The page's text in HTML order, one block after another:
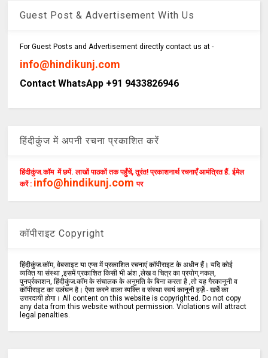
Guest Post & Advertisement With Us
For Guest Posts and Advertisement directly contact us at -
info@hindikunj.com
Contact WhatsApp +91 9433826946
हिंदीकुंज में अपनी रचना प्रकाशित करें
हिंदीकुंज.कॉम में छपें. लाखों पाठकों तक पहुँचें, तुरंत! प्रकाशनार्थ रचनाएँ आमंत्रित हैं. ईमेल
करें : info@hindikunj.com पर
कॉपीराइट Copyright
हिंदीकुंज.कॉम, वेबसाइट या एप्स में प्रकाशित रचनाएं कॉपीराइट के अधीन हैं। यदि कोई
व्यक्ति या संस्था ,इसमें प्रकाशित किसी भी अंश ,लेख व चित्र का प्रयोग,नकल,
पुनर्प्रकाशन, हिंदीकुंज.कॉम के संचालक के अनुमति के बिना करता है ,तो यह गैरकानूनी व
कॉपीराइट का उलंघन है। ऐसा करने वाला व्यक्ति व संस्था स्वयं कानूनी हर्ज़े - खर्चे का
उत्तरदायी होगा। All content on this website is copyrighted. Do not copy
any data from this website without permission. Violations will attract
legal penalties.